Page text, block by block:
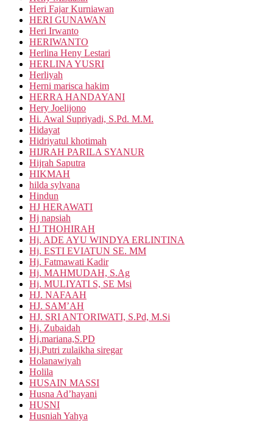
Heri Fajar Kurniawan
HERI GUNAWAN
Heri Irwanto
HERIWANTO
Herlina Heny Lestari
HERLINA YUSRI
Herliyah
Herni marisca hakim
HERRA HANDAYANI
Hery Joelijono
Hi. Awal Supriyadi, S.Pd. M.M.
Hidayat
Hidriyatul khotimah
HIJRAH PARILA SYANUR
Hijrah Saputra
HIKMAH
hilda sylvana
Hindun
HJ HERAWATI
Hj napsiah
HJ THOHIRAH
Hj. ADE AYU WINDYA ERLINTINA
Hj. ESTI EVIATUN SE. MM
Hj. Fatmawati Kadir
Hj. MAHMUDAH, S.Ag
Hj. MULIYATI S, SE Msi
HJ. NAFAAH
HJ. SAM’AH
HJ. SRI ANTORIWATI, S.Pd, M.Si
Hj. Zubaidah
Hj.mariana,S.PD
Hj.Putri zulaikha siregar
Holanawiyah
Holila
HUSAIN MASSI
Husna Ad’hayani
HUSNI
Husniah Yahya